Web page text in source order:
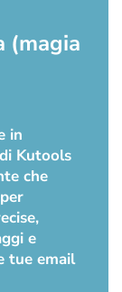
(magia
in
Kutools
che
e
tue email